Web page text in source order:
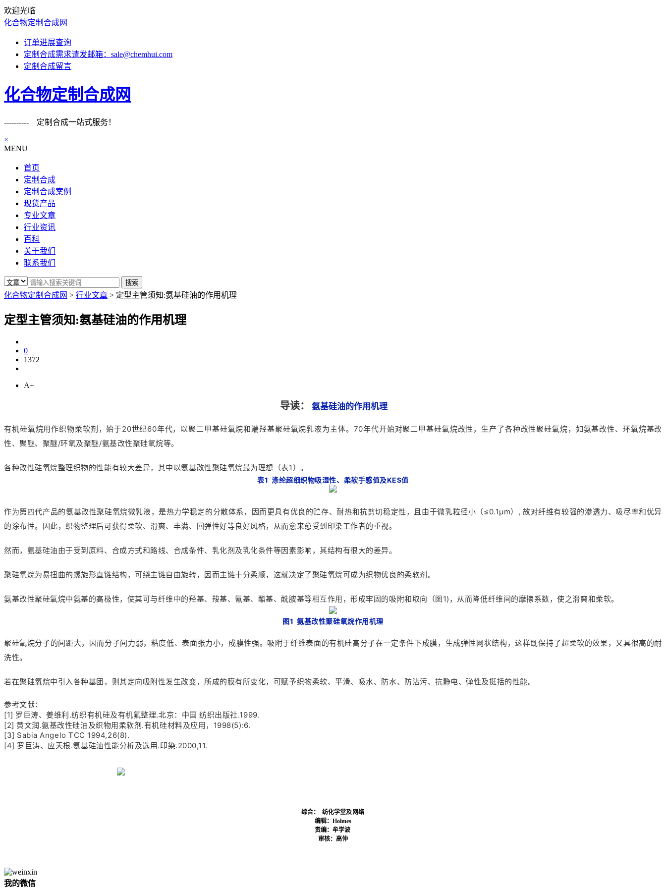
欢迎光临
化合物定制合成网
订单进展查询
定制合成需求请发邮箱：sale@chemhui.com
定制合成留言
化合物定制合成网
---------- 定制合成一站式服务！
×
MENU
首页
定制合成
定制合成案例
现货产品
专业文章
行业资讯
百科
关于我们
联系我们
化合物定制合成网 > 行业文章 > 定型主管须知:氨基硅油的作用机理
定型主管须知:氨基硅油的作用机理
0
1372
A+
导读： 氨基硅油的作用机理
有机硅氧烷用作织物柔软剂，始于20世纪60年代，以聚二甲基硅氧烷和端羟基聚硅氧烷乳液为主体。70年代开始对聚二甲基硅氧烷改性，生产了各种改性聚硅氧烷，如氨基改性、环氧烷基改
性、聚醚、聚醚/环氧及聚醚/氨基改性聚硅氧烷等。
各种改性硅氧烷整理织物的性能有较大差异，其中以氨基改性聚硅氧烷最为理想（表1）。
表1 涤纶超细织物吸湿性、柔软手感值及KES值
作为第四代产品的氨基改性聚硅氧烷微乳液，是热力学稳定的分散体系，因而更具有优良的贮存、耐热和抗剪切稳定性，且由于微乳粒径小（≤0.1μm）, 故对纤维有较强的渗透力、吸尽率和优异
的涂布性。因此，织物整理后可获得柔软、滑爽、丰满、回弹性好等良好风格，从而愈来愈受到印染工作者的重视。
然而，氨基硅油由于受到原料、合成方式和路线、合成条件、乳化剂及乳化条件等因素影响，其结构有很大的差异。
聚硅氧烷为易扭曲的螺旋形直链结构，可绕主链自由旋转，因而主链十分柔顺，这就决定了聚硅氧烷可成为织物优良的柔软剂。
氨基改性聚硅氧烷中氨基的高极性，使其可与纤维中的羟基、羧基、氰基、酯基、酰胺基等相互作用，形成牢固的吸附和取向（图1)，从而降低纤维间的摩擦系数，使之滑爽和柔软。
图1 氨基改性聚硅氧烷作用机理
聚硅氧烷分子的间距大，因而分子间力弱，粘度低、表面张力小，成膜性强。吸附于纤维表面的有机硅高分子在一定条件下成膜，生成弹性网状结构，这样既保持了超柔软的效果，又具很高的耐
洗性。
若在聚硅氧烷中引入各种基团，则其定向吸附性发生改变，所成的膜有所变化，可赋予织物柔软、平滑、吸水、防水、防沾污、抗静电、弹性及挺括的性能。
参考文献：
[1] 罗巨涛、姜维利.纺织有机硅及有机氟整理.北京：中国 纺织出版社.1999.
[2] 黄文润.氨基改性硅油及织物用柔软剂.有机硅材料及应用，1998(5):6.
[3] Sabia Angelo TCC 1994,26(8).
[4] 罗巨涛、应天根.氨基硅油性能分析及选用.印染.2000,11.
综合： 纺化学堂及网络
编辑：Holmes
责编：牟学波
审核： 高仲
我的微信